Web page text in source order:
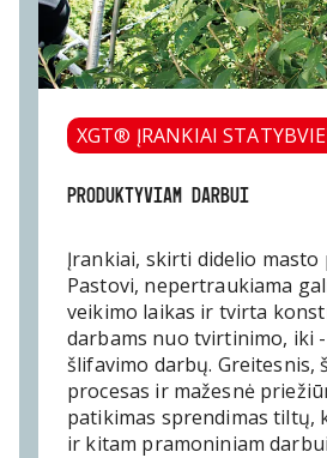
XGT® ĮRANKIAI
PRODUKTYVIAM DARBUI
Įrankiai, skirti didelio masto
Pastovi, nepertraukiama
veikimo laikas ir tvirta
darbams nuo tvirtinimo, iki
šlifavimo darbų. Greitesnis,
procesas ir mažesnė
patikimas sprendimas tiltų,
ir kitam pramoniniam